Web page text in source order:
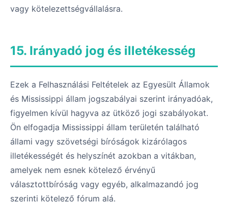
vagy kötelezettségvállalásra.
15. Irányadó jog és illetékesség
Ezek a Felhasználási Feltételek az Egyesült Államok
és Mississippi állam jogszabályai szerint irányadóak,
figyelmen kívül hagyva az ütköző jogi szabályokat.
Ön elfogadja Mississippi állam területén található
állami vagy szövetségi bíróságok kizárólagos
illetékességét és helyszínét azokban a vitákban,
amelyek nem esnek kötelező érvényű
választottbíróság vagy egyéb, alkalmazandó jog
szerinti kötelező fórum alá.